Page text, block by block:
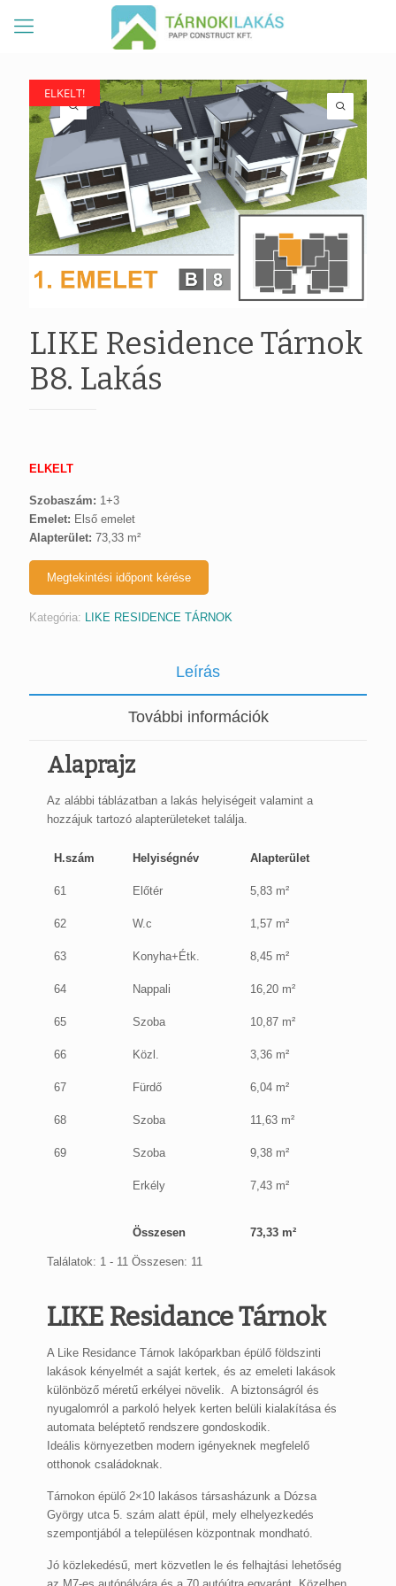
ELKELT!
ELKELT!
LIKE Residence Tárnok
B8. Lakás
ELKELT
Szobaszám: 1+3
Emelet: Első emelet
Alapterület: 73,33 m²
Megtekintési időpont kérése
Kategória: LIKE RESIDENCE TÁRNOK
Leírás
További információk
Alaprajz
Az alábbi táblázatban a lakás helyiségeit valamint a
hozzájuk tartozó alapterületeket találja.
H.szám Helyiségnév Alapterület
61 Előtér 5,83 m²
62 W.c 1,57 m²
63 Konyha+Étk. 8,45 m²
64 Nappali 16,20 m²
65 Szoba 10,87 m²
66 Közl. 3,36 m²
67 Fürdő 6,04 m²
68 Szoba 11,63 m²
69 Szoba 9,38 m²
Erkély 7,43 m²
Összesen 73,33 m²
Találatok: 1 - 11 Összesen: 11
LIKE Residance Tárnok
A Like Residance Tárnok lakóparkban épülő földszinti
lakások kényelmét a saját kertek, és az emeleti lakások
különböző méretű erkélyei növelik. A biztonságról és
nyugalomról a parkoló helyek kerten belüli kialakítása és
automata beléptető rendszere gondoskodik.
Ideális környezetben modern igényeknek megfelelő
otthonok családoknak.
Tárnokon épülő 2×10 lakásos társasházunk a Dózsa
György utca 5. szám alatt épül, mely elhelyezkedés
szempontjából a településen központnak mondható.
Jó közlekedésű, mert közvetlen le és felhajtási lehetőség